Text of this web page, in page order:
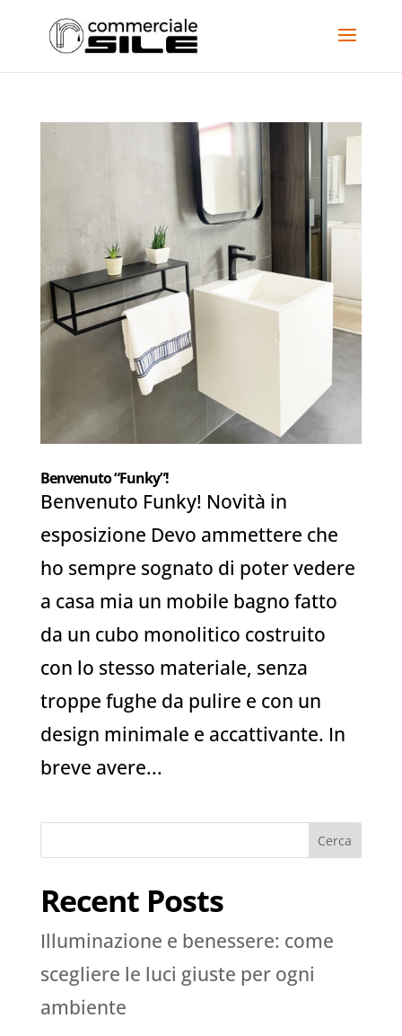
Benvenuto “Funky”!
Benvenuto Funky! Novità in
esposizione Devo ammettere che
ho sempre sognato di poter vedere
a casa mia un mobile bagno fatto
da un cubo monolitico costruito
con lo stesso materiale, senza
troppe fughe da pulire e con un
design minimale e accattivante. In
breve avere...
Cerca
Recent Posts
Illuminazione e benessere: come
scegliere le luci giuste per ogni
ambiente